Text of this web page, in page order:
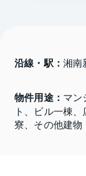
沿線・駅： 湘南
物件用途： マン
ト、ビル一棟
寮、その他建物